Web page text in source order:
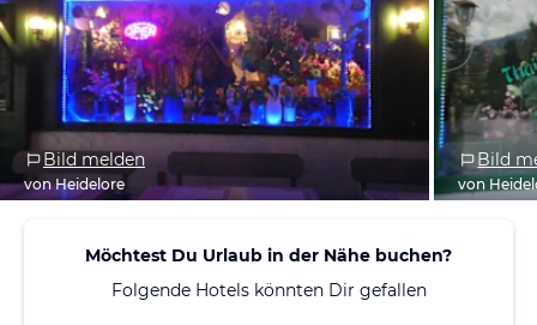
Bild melden
von Heidelore
Bild
von
Möchtest Du Urlaub in der Nähe buchen?
Folgende Hotels könnten Dir gefallen